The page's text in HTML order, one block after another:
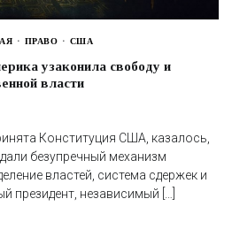
ПРАВО США
узаконила свободу и
власти
Конституция США, казалось,
безупречный механизм
властей, система сдержек и
президент, независимый […]